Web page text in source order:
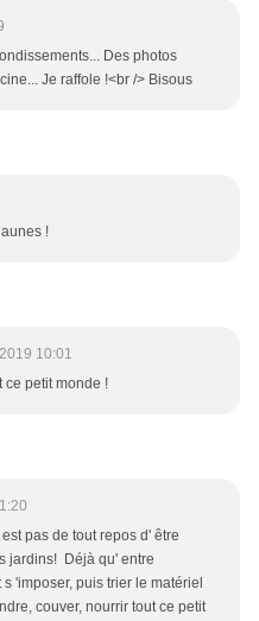
Des photos
Je raffole !<br /> Bisous
!
10:01
petit monde !
pas de tout repos d' être
jardins! Déjà qu' entre
'imposer, puis trier le matériel
couver, nourrir tout ce petit